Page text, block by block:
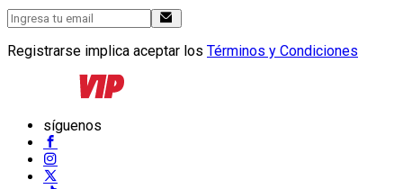
Registrarse implica aceptar los Términos y Condiciones
síguenos